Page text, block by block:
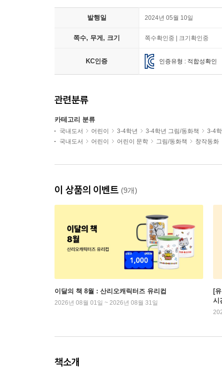
발행일 2024년 05월 10일
쪽수, 무게, 크기 쪽수확인중 | 크기확인중
KC인증 인증유형 : 적합성확인
관련분류
카테고리 분류
국내도서 어린이 3-4학년 3-4학년 그림/동화책
3-4
국내도서
어린이 어린이 문학 그림/동화책 창작동화
이 상품의 이벤트 (9개)
이달의 책 8월 : 산리오캐릭터즈 유리컵
2026년 08월 01일 ~ 2026년 08월 31일
[
시
책소개